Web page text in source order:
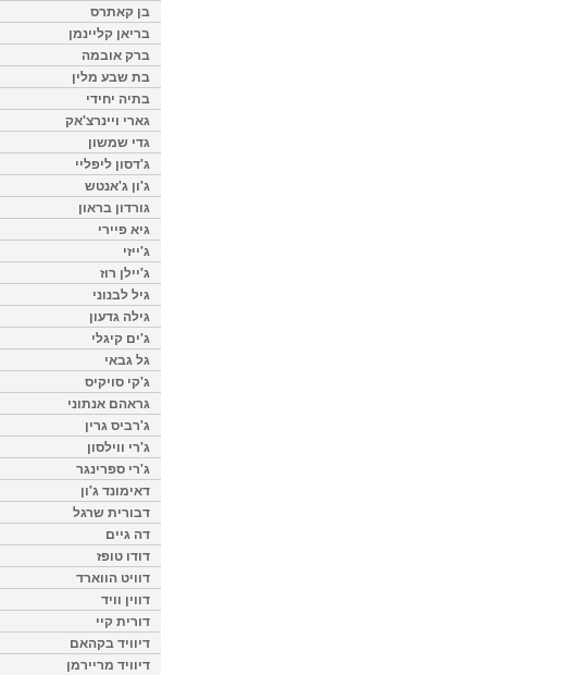
בן קאתרס
בריאן קליינמן
ברק אובמה
בת שבע מלין
בתיה יחידי
גארי ויינרצ'אק
גדי שמשון
ג'דסון ליפליי
ג'ון ג'אנטש
גורדון בראון
גיא פיירי
ג'ייזי
ג'יילן רוז
גיל לבנוני
גילה גדעון
ג'ים קיגלי
גל גבאי
ג'קי סויקיס
גראהם אנתוני
ג'רביס גרין
ג'רי ווילסון
ג'רי ספרינגר
דאימונד ג'ון
דבורית שרגל
דה גיים
דודו טופז
דוויט הווארד
דווין וויד
דורית קיי
דיוויד בקהאם
דיוויד מריירמן